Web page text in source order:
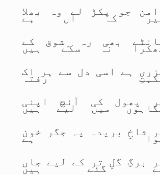
جو پکڑ لے وہ بھلا
کہ اں ہے
بھی رہ ِشوق کے
نہ سکے ہیں
ہے اسی دل سے ہر اک
رفتہ
پھول کی آنچ اپنی
میں لیے ہیں
شاخِ بریدہ پہ جگر خون
ہے
برگِ گلِ تر کے لیے جاں
گئے ہیں